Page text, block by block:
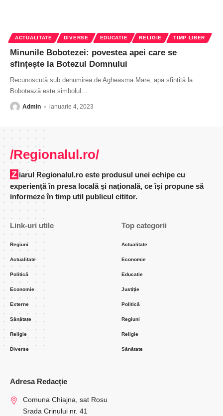
ACTUALITATE DIVERSE EDUCATIE RELIGIE TIMP LIBER
Minunile Bobotezei: povestea apei care se
sfințește la Botezul Domnului
Recunoscută sub denumirea de Agheasma Mare, apa sfințită la
Bobotează este simbolul …
Admin ianuarie 4, 2023
/Regionalul.ro/
Ziarul Regionalul.ro este produsul unei echipe cu
experienţă în presa locală şi naţională, ce îşi propune să
informeze în timp util publicul cititor.
Link-uri utile
Regiuni
Actualitate
Politică
Economie
Externe
Sănătate
Religie
Diverse
Top categorii
Actualitate
Economie
Educatie
Justiție
Politică
Regiuni
Religie
Sănătate
Adresa Redacție
Comuna Chiajna, sat Rosu
Srada Crinului nr. 41